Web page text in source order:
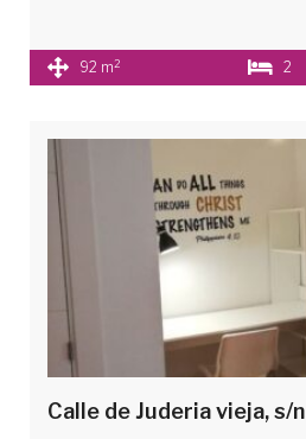
92 m2 2
Calle de Juderia vieja, s/n